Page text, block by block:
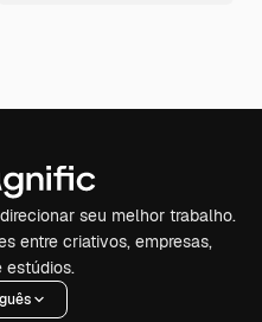
seu melhor trabalho.
entre criativos, empresas,
estúdios.